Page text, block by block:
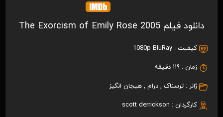
دانلود فیلم The Exorcism of Emily Rose 2005
کیفیت : 1080p BluRay
زمان : 119 دقیقه
ژانر : ترسناک ,درام ,هیجان انگیز
کارگردان : scott derrickson